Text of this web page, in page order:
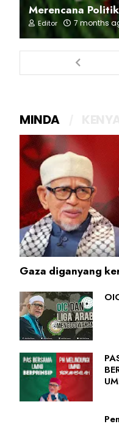
Merencana
Editor 7 months
MINDA
Gaza diganyang